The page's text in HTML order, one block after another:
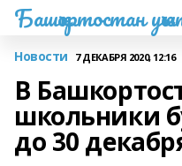
Башҡортостан
Новости 7 ДЕКАБРЯ 2020, 12:16
В
школьники
до 30